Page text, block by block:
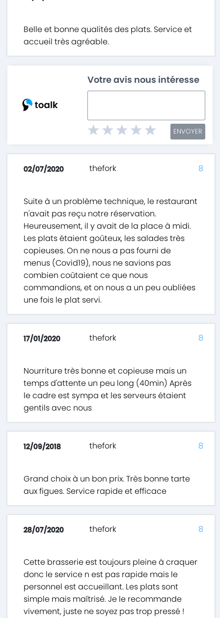
Belle et bonne qualités des plats. Service et
accueil très agréable.
Votre avis nous intéresse
ENVOYER
02/07/2020 thefork
Suite à un problème technique, le restaurant
n'avait pas reçu notre réservation.
Heureusement, il y avait de la place à midi.
Les plats étaient goûteux, les salades très
copieuses. On ne nous a pas fourni de
menus (Covid19), nous ne savions pas
combien coûtaient ce que nous
commandions, et on nous a un peu oubliées
une fois le plat servi.
8
17/01/2020 thefork
Nourriture très bonne et copieuse mais un
temps d'attente un peu long (40min) Après
le cadre est sympa et les serveurs étaient
gentils avec nous
8
12/09/2018 thefork
Grand choix à un bon prix. Très bonne tarte
aux figues. Service rapide et efficace
8
28/07/2020 thefork
Cette brasserie est toujours pleine à craquer
donc le service n est pas rapide mais le
personnel est accueillant. Les plats sont
simple mais maîtrisé. Je le recommande
vivement, juste ne soyez pas trop pressé !
8